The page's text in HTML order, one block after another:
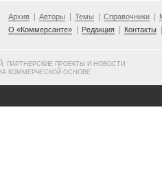
Архив Авторы Темы Справочники
О «Коммерсанте»
Редакция Контакты
ПАРТНЕРСКИЕ ПРОЕКТЫ И НОВОСТИ
КОММЕРЧЕСКОЙ ОСНОВЕ